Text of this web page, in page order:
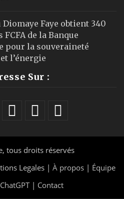
Faye obtient 340
de la Banque
pour la souveraineté
l’énergie
Sur :
, tous droits réservés
Legales | À propos | Équipe
ChatGPT| Contact